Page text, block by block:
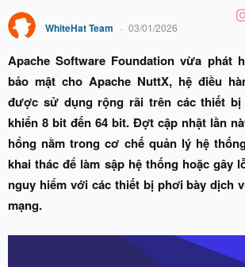
WhiteHat Team 03/01/2026
Apache Software Foundation vừa phát
bảo mật cho Apache NuttX, hệ điều
được sử dụng rộng rãi trên các thiết
khiển 8 bit đến 64 bit. Đợt cập nhật lần
hổng nằm trong cơ chế quản lý hệ
khai thác để làm sập hệ thống hoặc gây
nguy hiểm với các thiết bị phơi bày dịch
mạng.